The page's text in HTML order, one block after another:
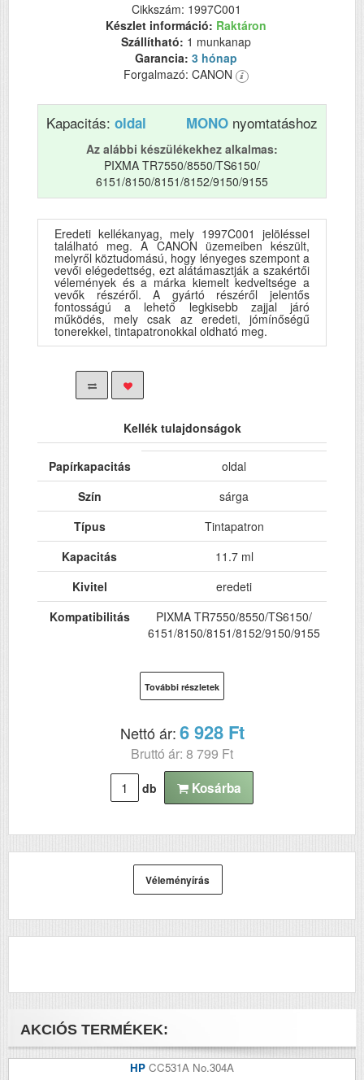
Cikkszám: 1997C001
Készlet információ: Raktáron
Szállítható: 1 munkanap
Garancia: 3 hónap
Forgalmazó: CANON
Kapacitás: oldal MONO nyomtatáshoz
Az alábbi készülékekhez alkalmas:
PIXMA TR7550/8550/TS6150/
6151/8150/8151/8152/9150/9155
Eredeti kellékanyag, mely 1997C001 jelöléssel
található meg. A CANON üzemeiben készült,
melyről köztudomású, hogy lényeges szempont a
vevői elégedettség, ezt alátámasztják a szakértői
vélemények és a márka kiemelt kedveltsége a
vevők részéről. A gyártó részéről jelentős
fontosságú a lehető legkisebb zajjal járó
működés, mely csak az eredeti, jómínőségű
tonerekkel, tintapatronokkal oldható meg.
Kellék tulajdonságok
Papírkapacitás
oldal
Szín
sárga
Típus
Tintapatron
Kapacitás
11.7 ml
Kivitel
eredeti
Kompatibilitás
PIXMA TR7550/8550/TS6150/
6151/8150/8151/8152/9150/9155
További részletek
Nettó ár:6 928 Ft
Bruttó ár: 8 799 Ft
db Kosárba
Véleményírás
AKCIÓS TERMÉKEK:
HP CC531A No.304A